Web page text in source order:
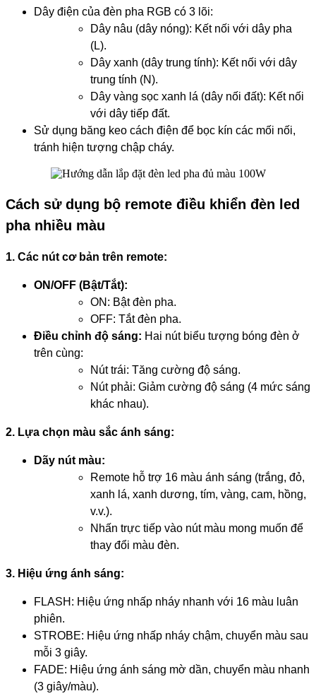
Dây điện của đèn pha RGB có 3 lõi:
Dây nâu (dây nóng): Kết nối với dây pha
(L).
Dây xanh (dây trung tính): Kết nối với dây
trung tính (N).
Dây vàng sọc xanh lá (dây nối đất): Kết nối
với dây tiếp đất.
Sử dụng băng keo cách điện để bọc kín các mối nối,
tránh hiện tượng chập cháy.
Cách sử dụng bộ remote điều khiển đèn led
pha nhiều màu
1. Các nút cơ bản trên remote:
ON/OFF (Bật/Tắt):
ON: Bật đèn pha.
OFF: Tắt đèn pha.
Điều chỉnh độ sáng: Hai nút biểu tượng bóng đèn ở
trên cùng:
Nút trái: Tăng cường độ sáng.
Nút phải: Giảm cường độ sáng (4 mức sáng
khác nhau).
2. Lựa chọn màu sắc ánh sáng:
Dãy nút màu:
Remote hỗ trợ 16 màu ánh sáng (trắng, đỏ,
xanh lá, xanh dương, tím, vàng, cam, hồng,
v.v.).
Nhấn trực tiếp vào nút màu mong muốn để
thay đổi màu đèn.
3. Hiệu ứng ánh sáng:
FLASH: Hiệu ứng nhấp nháy nhanh với 16 màu luân
phiên.
STROBE: Hiệu ứng nhấp nháy chậm, chuyển màu sau
mỗi 3 giây.
FADE: Hiệu ứng ánh sáng mờ dần, chuyển màu nhanh
(3 giây/màu).